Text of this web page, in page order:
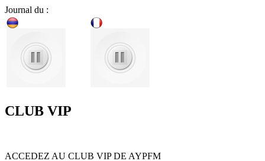
Journal du :
CLUB VIP
ACCEDEZ AU CLUB VIP DE AYPFM